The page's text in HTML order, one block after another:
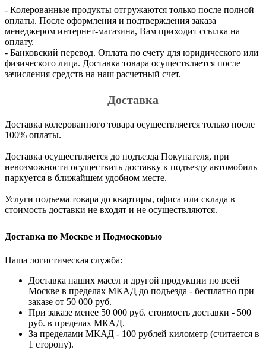
- Колерованные продукты отгружаются только после полной
оплаты. После оформления и подтверждения заказа
менеджером интернет-магазина, Вам приходит ссылка на
оплату.
- Банковский перевод. Оплата по счету для юридического или
физического лица. Доставка товара осуществляется после
зачисления средств на наш расчетный счет.
Доставка
Доставка колерованного товара осуществляется только после
100% оплаты.
Доставка осуществляется до подъезда Покупателя, при
невозможности осуществить доставку к подъезду автомобиль
паркуется в ближайшем удобном месте.
Услуги подъема товара до квартиры, офиса или склада в
стоимость доставки не входят и не осуществляются.
Доставка по Москве и Подмосковью
Наша логистическая служба:
Доставка наших масел и другой продукции по всей
Москве в пределах МКАД до подъезда - бесплатно при
заказе от 50 000 руб.
При заказе менее 50 000 руб. стоимость доставки - 500
руб. в пределах МКАД.
За пределами МКАД - 100 рублей километр (считается в
1 сторону).